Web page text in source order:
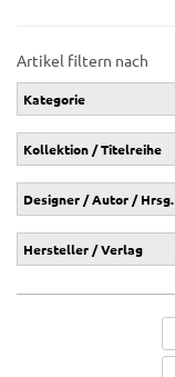
Artikel filtern nach
Kategorie
Kollektion / Titelreihe
Designer / Autor / Hrsg.
Hersteller / Verlag